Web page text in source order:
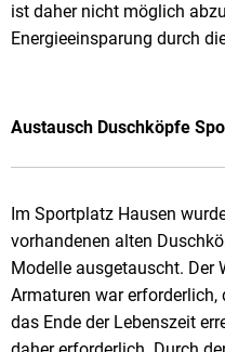
ist daher nicht möglich
Energieeinsparung durch
Austausch Duschköpfe
Im Sportplatz Hausen
vorhandenen alten
Modelle ausgetauscht. Der
Armaturen war erforderlich,
das Ende der Lebenszeit